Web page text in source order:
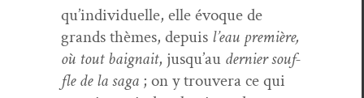
qu’individuelle, elle évoque de
grands thèmes, depuis l’eau pre­mière,
où tout baig­nait, jusqu’au dernier souf­
fle de la saga ; on y trou­vera ce qui